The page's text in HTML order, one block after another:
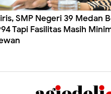
SMP Negeri 39 Medan
Tapi Fasilitas Masih